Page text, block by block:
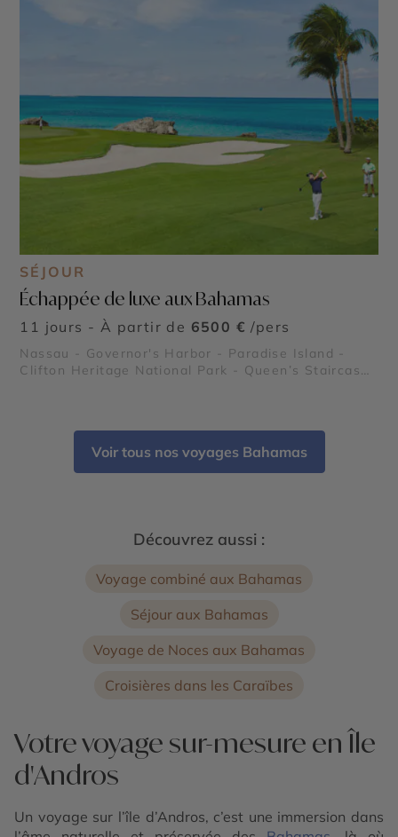
SÉJOUR
Échappée de luxe aux Bahamas
11 jours - À partir de 6500 € /pers
Nassau - Governor's Harbor - Paradise Island -
Clifton Heritage National Park - Queen’s Staircase
Voir tous nos voyages Bahamas
Découvrez aussi :
Voyage combiné aux Bahamas
Séjour aux Bahamas
Voyage de Noces aux Bahamas
Croisières dans les Caraïbes
Votre voyage sur-mesure en Île
d'Andros
Un voyage sur l’île d’Andros, c’est une immersion dans